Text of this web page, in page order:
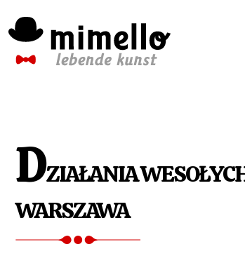
to
content
DZIAŁANIA
WARSZAWA